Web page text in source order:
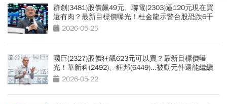
群創(3481)股價飆49元、聯電(2303)逼120元現在買
還有肉？最新目標價曝光！杜金龍示警台股恐跌6千
點，教你高出低進操作法
2026-05-25
國巨(2327)股價狂飆623元可以買？最新目標價曝
光！華新科(2492)、鈺邦(6449)...被動元件還能繼續
噴？台股老手3劇本分析
2026-05-22